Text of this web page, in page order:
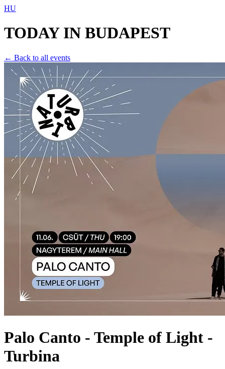
HU
TODAY IN BUDAPEST
← Back to all events
Palo Canto - Temple of Light -
Turbina